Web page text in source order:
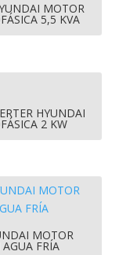
MOTOR
5,5 KVA
HYUNDAI
2 KW
MOTOR
FRÍA